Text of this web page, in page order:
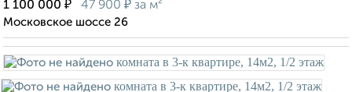
1 100 000 ₽ 47 900 ₽ за м²
Московское шоссе 26